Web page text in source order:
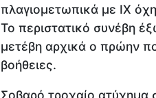
πλαγιομετωπικά με ΙΧ
Το περιστατικό συνέβη
μετέβη αρχικά ο πρώην
βοήθειες.
Σοβαρό τροχαίο